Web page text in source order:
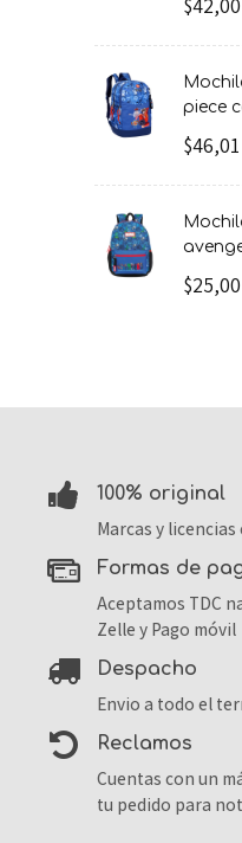
mochila / morral grande one
piece
$46,01
mochila / morral grande
$25,00
100% original
Marcas y
formas de
Aceptamos TDC
Zelle y Pago móvil
despacho
Envio a todo el
reclamos
Cuentas con un
tu pedido para